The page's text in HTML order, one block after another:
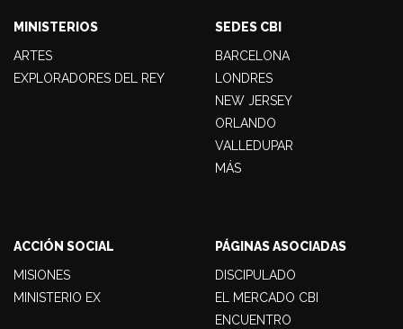
MINISTERIOS
ARTES
EXPLORADORES DEL REY
SEDES CBI
BARCELONA
LONDRES
NEW JERSEY
ORLANDO
VALLEDUPAR
MÁS
ACCIÓN SOCIAL
MISIONES
MINISTERIO EX
PÁGINAS ASOCIADAS
DISCIPULADO
EL MERCADO CBI
ENCUENTRO